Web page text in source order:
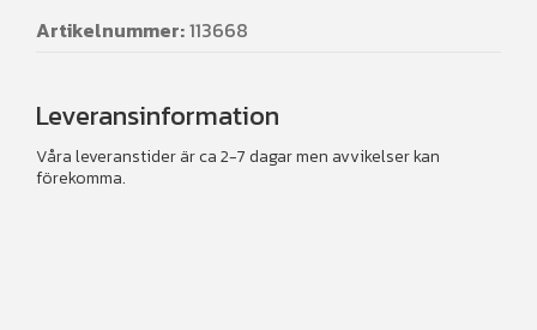
Artikelnummer:113668
Leveransinformation
Våra leveranstider är ca 2-7 dagar men avvikelser kan
förekomma.